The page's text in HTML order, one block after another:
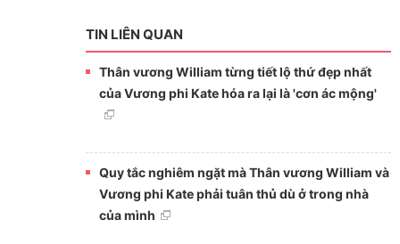
TIN LIÊN QUAN
Thân vương William từng tiết lộ thứ đẹp nhất
của Vương phi Kate hóa ra lại là 'cơn ác mộng'
Quy tắc nghiêm ngặt mà Thân vương William và
Vương phi Kate phải tuân thủ dù ở trong nhà
của mình